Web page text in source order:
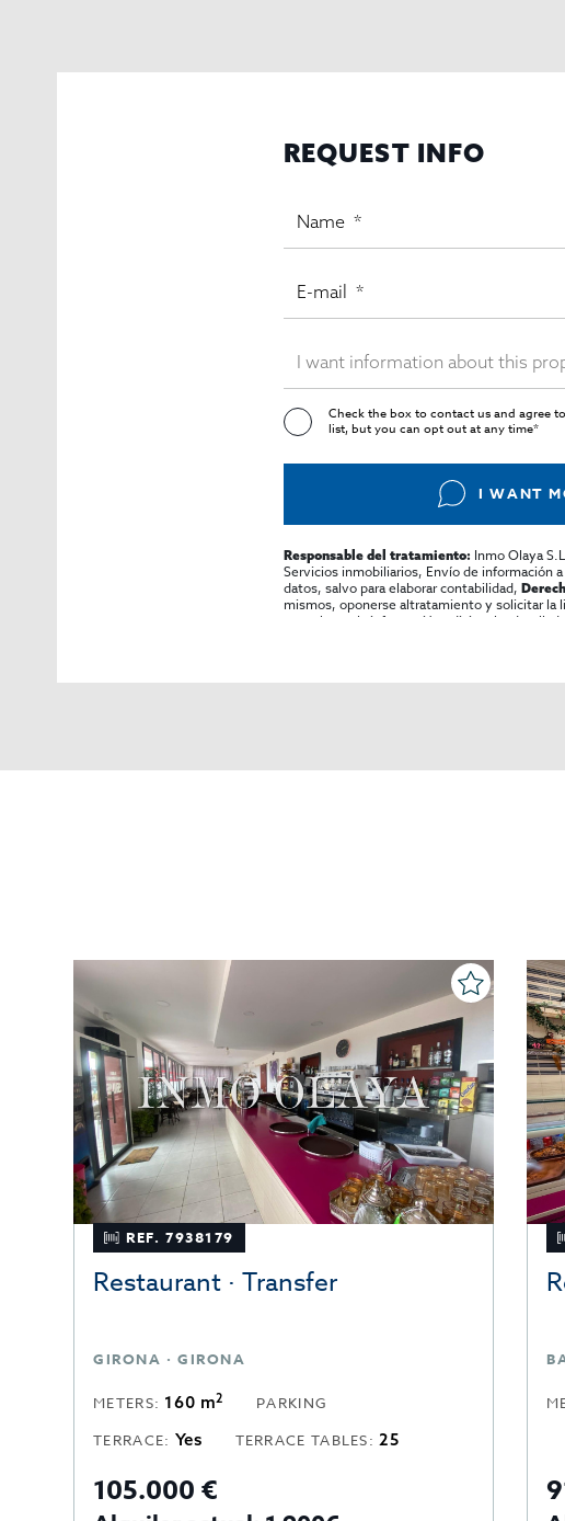
REQUEST INFO
Check the box to contact us and agree
list, but you can opt out at any time*
I WANT
Responsable del tratamiento: Inmo Olaya
Servicios inmobiliarios, Envío de información
datos, salvo para elaborar contabilidad,
mismos, oponerse altratamiento y solicitar la
consultarse la información adicional y
REF. 7938179
Restaurant · Transfer
GIRONA · GIRONA
METERS: 160 m2
PARKING
TERRACE: Yes TERRACE TABLES:25
105.000 €